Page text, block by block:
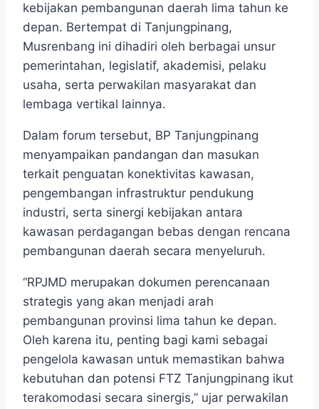
kebijakan pembangunan daerah lima tahun ke
depan. Bertempat di Tanjungpinang,
Musrenbang ini dihadiri oleh berbagai unsur
pemerintahan, legislatif, akademisi, pelaku
usaha, serta perwakilan masyarakat dan
lembaga vertikal lainnya.
Dalam forum tersebut, BP Tanjungpinang
menyampaikan pandangan dan masukan
terkait penguatan konektivitas kawasan,
pengembangan infrastruktur pendukung
industri, serta sinergi kebijakan antara
kawasan perdagangan bebas dengan rencana
pembangunan daerah secara menyeluruh.
“RPJMD merupakan dokumen perencanaan
strategis yang akan menjadi arah
pembangunan provinsi lima tahun ke depan.
Oleh karena itu, penting bagi kami sebagai
pengelola kawasan untuk memastikan bahwa
kebutuhan dan potensi FTZ Tanjungpinang ikut
terakomodasi secara sinergis,” ujar perwakilan